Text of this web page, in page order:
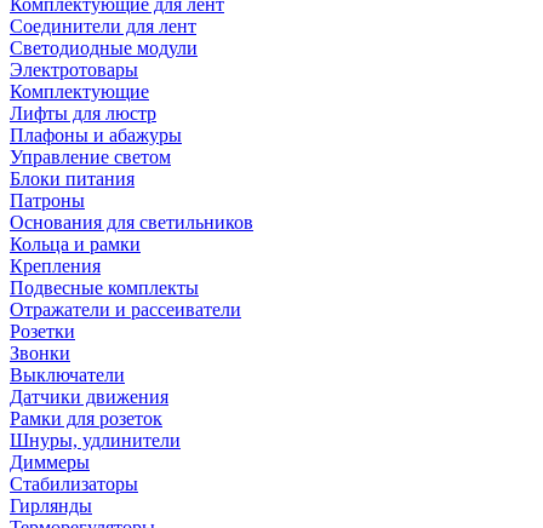
Комплектующие для лент
Соединители для лент
Светодиодные модули
Электротовары
Комплектующие
Лифты для люстр
Плафоны и абажуры
Управление светом
Блоки питания
Патроны
Основания для светильников
Кольца и рамки
Крепления
Подвесные комплекты
Отражатели и рассеиватели
Розетки
Звонки
Выключатели
Датчики движения
Рамки для розеток
Шнуры, удлинители
Диммеры
Стабилизаторы
Гирлянды